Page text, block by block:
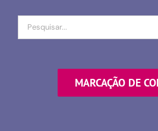
Procurar
por
MARCAÇÃO DE